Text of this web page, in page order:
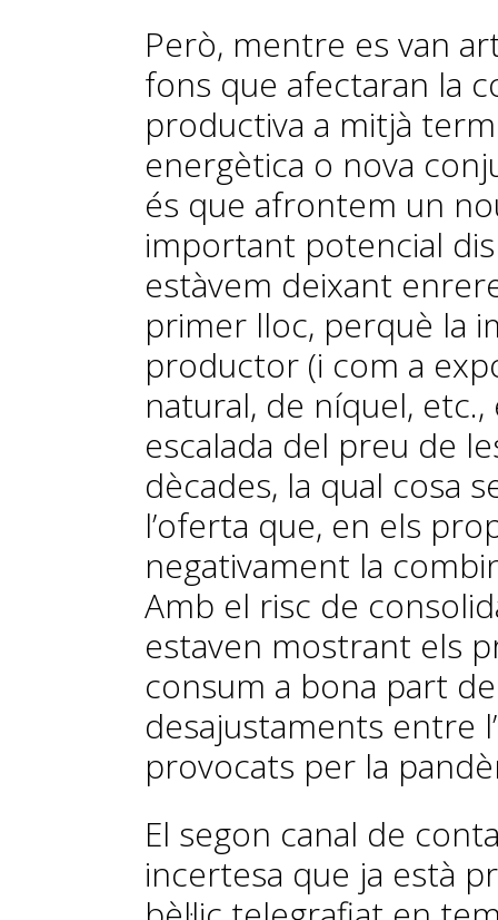
Però, mentre es van
fons que afectaran la
productiva a mitjà
energètica o nova
és que afrontem un
important potencial
estàvem deixant
primer lloc, perquè la
productor (i com a
natural, de níquel,
escalada del preu de
dècades, la qual cosa
l’oferta que, en els
negativament la
Amb el risc de
estaven mostrant els
consum a bona part de
desajustaments entre
provocats per la
El segon canal de
incertesa que ja està